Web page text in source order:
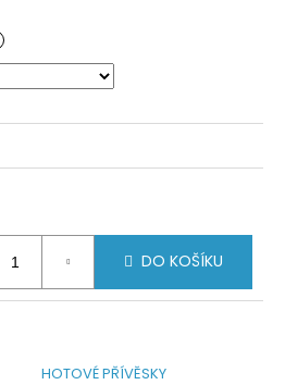
DO KOŠÍKU
HOTOVÉ PŘÍVĚSKY